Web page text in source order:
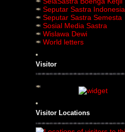
Seputar Sastra Indonesia
Seputar Sastra Semesta
Sosial Media Sastra
Wislawa Dewi
World letters
Visitor
Visitor Locations